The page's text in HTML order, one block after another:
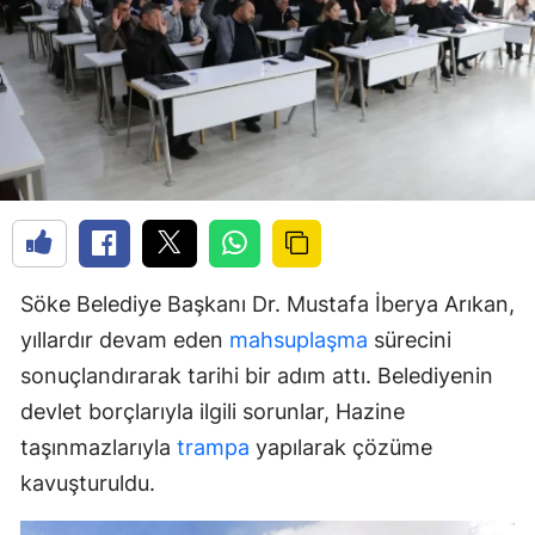
Söke Belediye Başkanı Dr. Mustafa İberya Arıkan,
yıllardır devam eden mahsuplaşma sürecini
sonuçlandırarak tarihi bir adım attı. Belediyenin
devlet borçlarıyla ilgili sorunlar, Hazine
taşınmazlarıyla trampa yapılarak çözüme
kavuşturuldu.